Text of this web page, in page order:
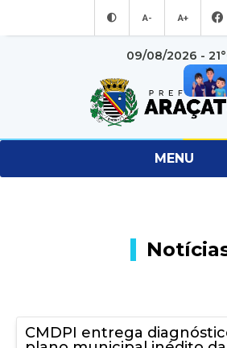
A- A+
09/08/2026 -
MENU
CMDPI entrega